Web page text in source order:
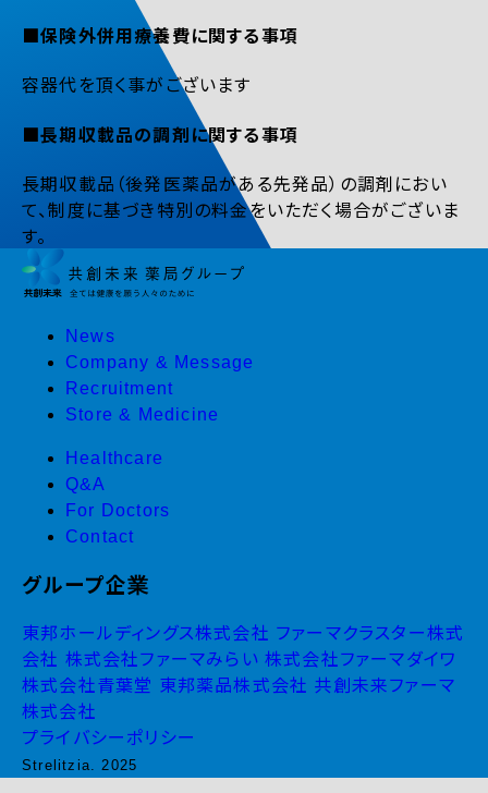
■保険外併用療養費に関する事項
容器代を頂く事がございます
■長期収載品の調剤に関する事項
長期収載品（後発医薬品がある先発品）の調剤におい
て、制度に基づき特別の料金をいただく場合がございま
す。
News
Company & Message
Recruitment
Store & Medicine
Healthcare
Q&A
For Doctors
Contact
グループ企業
東邦ホールディングス株式会社 ファーマクラスター株式
会社 株式会社ファーマみらい 株式会社ファーマダイワ
株式会社青葉堂 東邦薬品株式会社 共創未来ファーマ
株式会社
プライバシーポリシー
Strelitzia. 2025